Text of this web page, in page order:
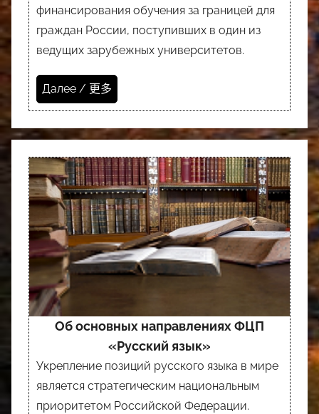
финансирования обучения за границей для
граждан России, поступивших в один из
ведущих зарубежных университетов.
Далее / 更多
Об основных направлениях ФЦП
«Русский язык»
Укрепление позиций русского языка в мире
является стратегическим национальным
приоритетом Российской Федерации.